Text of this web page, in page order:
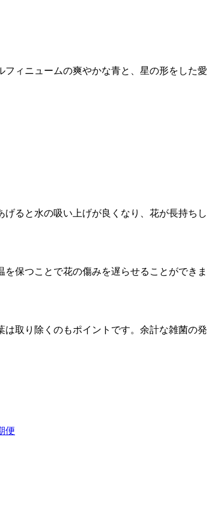
ィニュームの爽やかな青と、星の形をした愛
ると水の吸い上げが良くなり、花が長持ちし
保つことで花の傷みを遅らせることができま
取り除くのもポイントです。余計な雑菌の発
便